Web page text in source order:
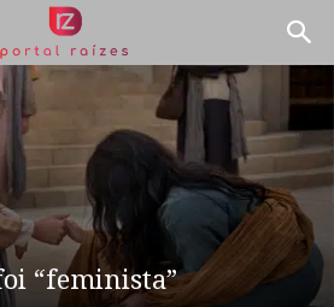
“feminista”